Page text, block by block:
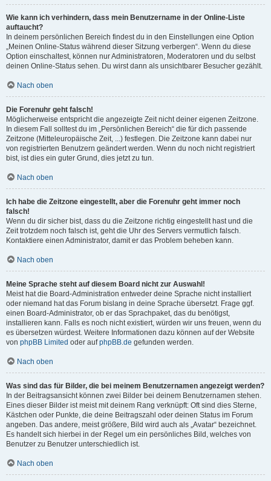
Wie kann ich verhindern, dass mein Benutzername in der Online-Liste
auftaucht?
In deinem persönlichen Bereich findest du in den Einstellungen eine Option
„Meinen Online-Status während dieser Sitzung verbergen“. Wenn du diese
Option einschaltest, können nur Administratoren, Moderatoren und du selbst
deinen Online-Status sehen. Du wirst dann als unsichtbarer Besucher gezählt.
Nach oben
Die Forenuhr geht falsch!
Möglicherweise entspricht die angezeigte Zeit nicht deiner eigenen Zeitzone.
In diesem Fall solltest du im „Persönlichen Bereich“ die für dich passende
Zeitzone (Mitteleuropäische Zeit, ...) festlegen. Die Zeitzone kann dabei nur
von registrierten Benutzern geändert werden. Wenn du noch nicht registriert
bist, ist dies ein guter Grund, dies jetzt zu tun.
Nach oben
Ich habe die Zeitzone eingestellt, aber die Forenuhr geht immer noch
falsch!
Wenn du dir sicher bist, dass du die Zeitzone richtig eingestellt hast und die
Zeit trotzdem noch falsch ist, geht die Uhr des Servers vermutlich falsch.
Kontaktiere einen Administrator, damit er das Problem beheben kann.
Nach oben
Meine Sprache steht auf diesem Board nicht zur Auswahl!
Meist hat die Board-Administration entweder deine Sprache nicht installiert
oder niemand hat das Forum bislang in deine Sprache übersetzt. Frage ggf.
einen Board-Administrator, ob er das Sprachpaket, das du benötigst,
installieren kann. Falls es noch nicht existiert, würden wir uns freuen, wenn du
es übersetzen würdest. Weitere Informationen dazu können auf der Website
von phpBB Limited oder aufphpBB.de gefunden werden.
Nach oben
Was sind das für Bilder, die bei meinem Benutzernamen angezeigt werden?
In der Beitragsansicht können zwei Bilder bei deinem Benutzernamen stehen.
Eines dieser Bilder ist meist mit deinem Rang verknüpft: Oft sind dies Sterne,
Kästchen oder Punkte, die deine Beitragszahl oder deinen Status im Forum
angeben. Das andere, meist größere, Bild wird auch als „Avatar“ bezeichnet.
Es handelt sich hierbei in der Regel um ein persönliches Bild, welches von
Benutzer zu Benutzer unterschiedlich ist.
Nach oben